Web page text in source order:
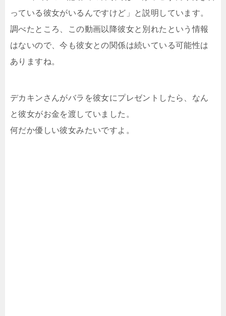
っている彼女がいるんですけど」と説明しています。
調べたところ、この動画以降彼女と別れたという情報
はないので、今も彼女との関係は続いている可能性は
ありますね。
デカキンさんがバラを彼女にプレゼントしたら、なん
と彼女がお金を渡していました。
何だか優しい彼女みたいですよ。